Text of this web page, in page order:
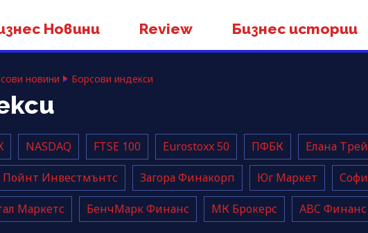
Новини Review Бизнес истории
новини Борсови индекси
NASDAQ FTSE 100 Eurostoxx 50 ПФБК Елана
Пойнт Инвестмънтс Загора Финакорп Юг Маркет
Маркетс БенчМарк Финанс МК Брокерс ABC Финанс